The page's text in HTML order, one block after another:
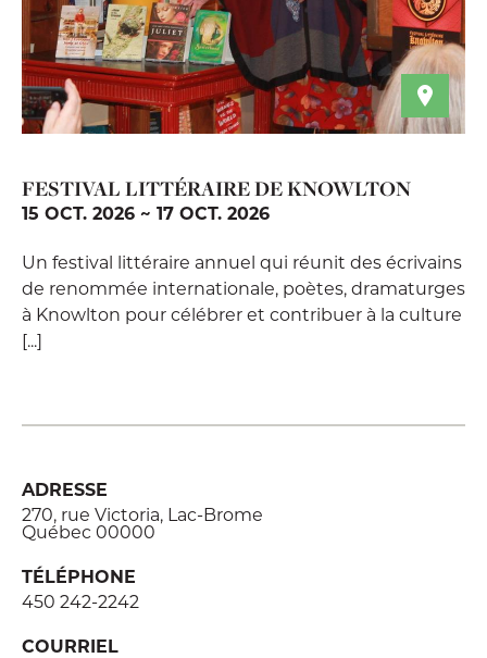
FESTIVAL LITTÉRAIRE DE KNOWLTON
15 OCT. 2026 ~ 17 OCT. 2026
Un festival littéraire annuel qui réunit des écrivains
de renommée internationale, poètes, dramaturges
à Knowlton pour célébrer et contribuer à la culture
[...]
ADRESSE
270, rue Victoria, Lac-Brome
Québec 00000
TÉLÉPHONE
450 242-2242
COURRIEL